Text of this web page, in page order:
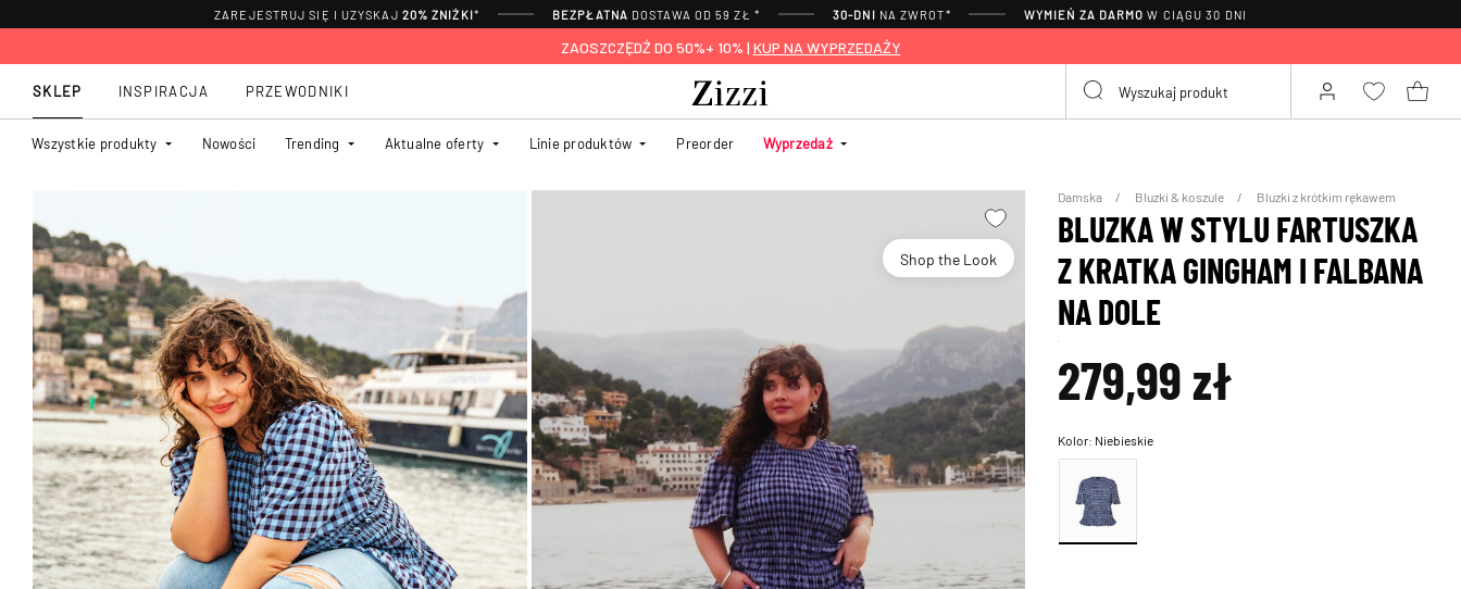
ZAREJESTRUJ SIĘ I UZYSKAJ 20% ZNIŻKI* BEZPŁATNA DOSTAWA OD 59 ZŁ * 30-DNI NA ZWROT* WYMIEŃ ZA DARMO W CIĄGU 30 DNI
ZAOSZCZĘDŹ DO 50%+ 10% | KUP NA WYPRZEDAŻY
SKLEP
Wszystkie produkty Nowości Trending Aktualne oferty Linie produktów Preorder Wyprzedaż
INSPIRACJA PRZEWODNIKI
Shop the Look
Damska Bluzki & koszule Bluzki z krótkim rękawem
BLUZKA W STYLU FARTUSZKA
Z KRATKA GINGHAM I FALBANA
NA DOLE
279,99 zł
Kolor: Niebieskie